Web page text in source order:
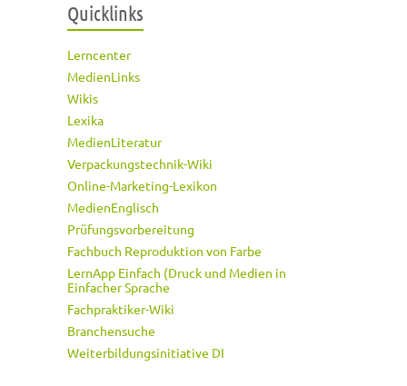
Quicklinks
Lerncenter
MedienLinks
Wikis
Lexika
MedienLiteratur
Verpackungstechnik-Wiki
Online-Marketing-Lexikon
MedienEnglisch
Prüfungsvorbereitung
Fachbuch Reproduktion von Farbe
LernApp Einfach (Druck und Medien in
Einfacher Sprache
Fachpraktiker-Wiki
Branchensuche
Weiterbildungsinitiative DI